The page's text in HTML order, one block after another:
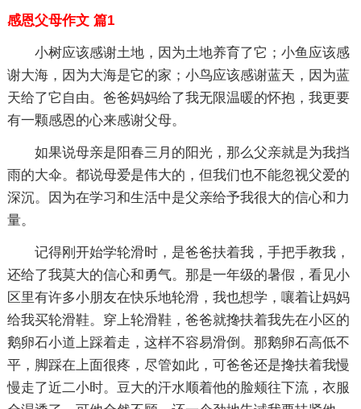
感恩父母作文 篇1
小树应该感谢土地，因为土地养育了它；小鱼应该感
谢大海，因为大海是它的家；小鸟应该感谢蓝天，因为蓝
天给了它自由。爸爸妈妈给了我无限温暖的怀抱，我更要
有一颗感恩的心来感谢父母。
如果说母亲是阳春三月的阳光，那么父亲就是为我挡
雨的大伞。都说母爱是伟大的，但我们也不能忽视父爱的
深沉。因为在学习和生活中是父亲给予我很大的信心和力
量。
记得刚开始学轮滑时，是爸爸扶着我，手把手教我，
还给了我莫大的信心和勇气。那是一年级的暑假，看见小
区里有许多小朋友在快乐地轮滑，我也想学，嚷着让妈妈
给我买轮滑鞋。穿上轮滑鞋，爸爸就搀扶着我先在小区的
鹅卵石小道上踩着走，这样不容易滑倒。那鹅卵石高低不
平，脚踩在上面很疼，尽管如此，可爸爸还是搀扶着我慢
慢走了近二小时。豆大的汗水顺着他的脸颊往下流，衣服